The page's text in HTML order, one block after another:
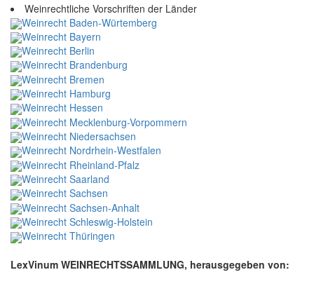
Weinrechtliche Vorschriften der Länder
Weinrecht Baden-Würtemberg
Weinrecht Bayern
Weinrecht Berlin
Weinrecht Brandenburg
Weinrecht Bremen
Weinrecht Hamburg
Weinrecht Hessen
Weinrecht Mecklenburg-Vorpommern
Weinrecht Niedersachsen
Weinrecht Nordrhein-Westfalen
Weinrecht Rheinland-Pfalz
Weinrecht Saarland
Weinrecht Sachsen
Weinrecht Sachsen-Anhalt
Weinrecht Schleswig-Holstein
Weinrecht Thüringen
LexVinum WEINRECHTSSAMMLUNG, herausgegeben von: